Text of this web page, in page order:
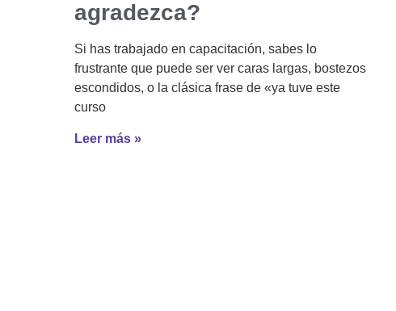
agradezca?
Si has trabajado en capacitación, sabes lo
frustrante que puede ser ver caras largas, bostezos
escondidos, o la clásica frase de «ya tuve este
curso
Leer más »